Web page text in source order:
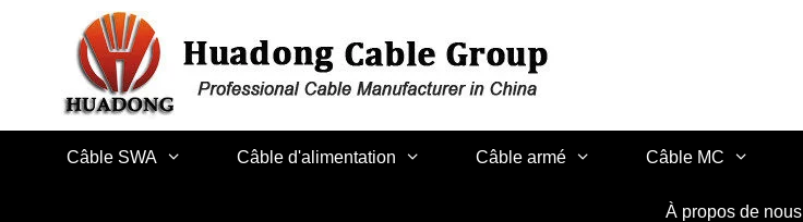
Câble SWA Câble d'alimentation Câble armé Câble MC
À propos de nous